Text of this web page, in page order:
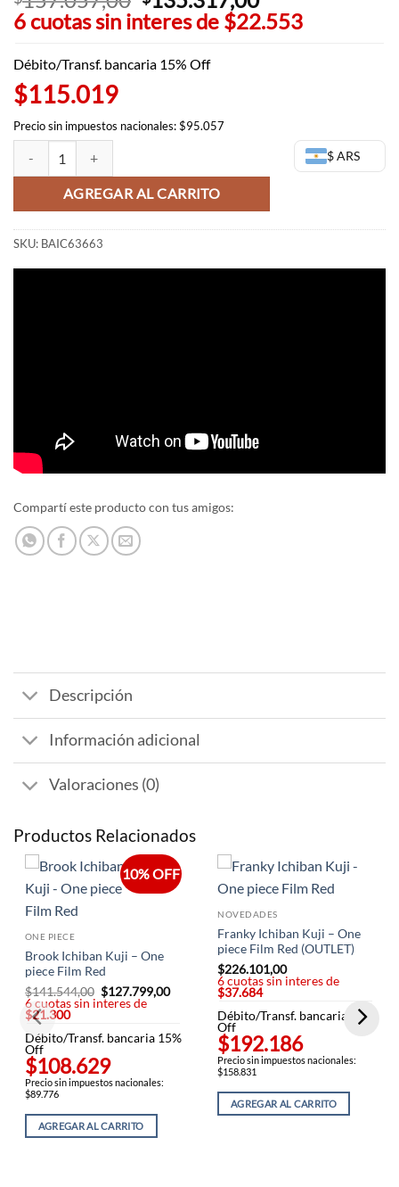
precio
era:
precio
6 cuotas sin interes de $22.553
Débito/Transf. bancaria 15% Off
$115.019
Precio sin impuestos nacionales: $95.057
$ ARS
Zoro Ichiban Kuji - One Piece Film Red cantidad
AGREGAR AL CARRITO
SKU: BAIC63663
Compartí este producto con tus amigos:
Descripción
Información adicional
Valoraciones (0)
Productos Relacionados
10% OFF
ONE PIECE
Brook Ichiban Kuji – One
piece Film Red
$141.544,00 El
precio
$141.544,00.
$127.799,00El
$127.799,00.
6 cuotas sin interes de
$21.300
Débito/Transf. bancaria 15%
Off
$108.629
Precio sin impuestos nacionales:
$89.776
AGREGAR AL CARRITO
NOVEDADES
Franky Ichiban Kuji – One
piece Film Red (OUTLET)
$226.101,00
6 cuotas sin interes de
$37.684
Débito/Transf. bancaria 15%
Off
$192.186
Precio sin impuestos nacionales:
$158.831
AGREGAR AL CARRITO